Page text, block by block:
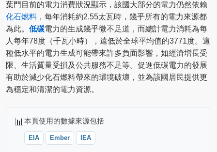
葉門目前的電力消費狀況顯示，該國大部分的電力仍然依賴
化石燃料 ，每年消耗約2.55太瓦時，幾乎所有的電力來源都
為此。 低碳電力的生成幾乎微不足道，而總計電力消耗為每
人每年78度（千瓦小時），遠低於全球平均值的3771度。這
種低水平的電力生成可能帶來許多負面影響，如經濟增長受
限、生活質量受損及公共服務不足等。促進低碳電力的發展
有助於減少化石燃料帶來的環境破壞，並為該國居民提供更
為穩定和清潔的電力資源。
📊 本頁使用的數據來源包括
EIA Ember IEA